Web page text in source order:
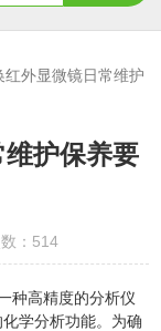
红外显微镜日常维护
护保养要
：514
高精度的分析仪
学分析功能。为确